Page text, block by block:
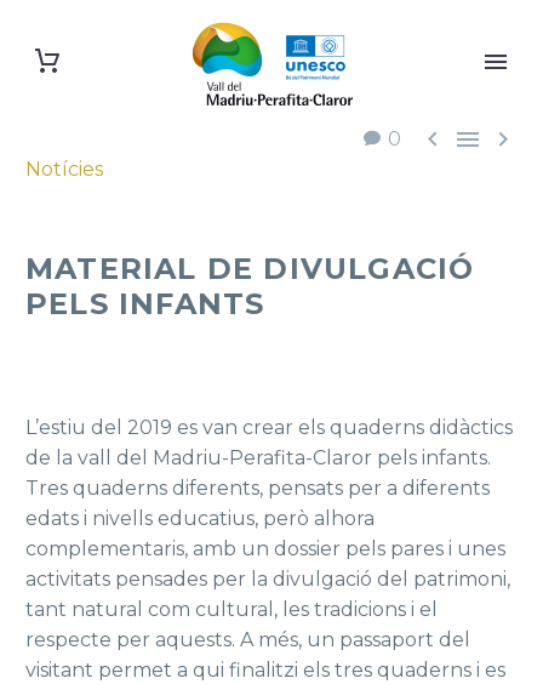
0   
Notícies
MATERIAL DE DIVULGACIÓ
PELS INFANTS
L’estiu del 2019 es van crear els quaderns didàctics
de la vall del Madriu-Perafita-Claror pels infants.
Tres quaderns diferents, pensats per a diferents
edats i nivells educatius, però alhora
complementaris, amb un dossier pels pares i unes
activitats pensades per la divulgació del patrimoni,
tant natural com cultural, les tradicions i el
respecte per aquests. A més, un passaport del
visitant permet a qui finalitzi els tres quaderns i es